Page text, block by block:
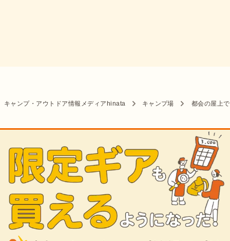
キャンプ・アウトドア情報メディアhinata キャンプ場 都会の屋上